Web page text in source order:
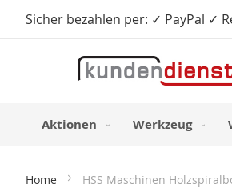
Sicher bezahlen per: ✓ PayPal ✓
Aktionen Werkzeug
Home HSS Maschinen